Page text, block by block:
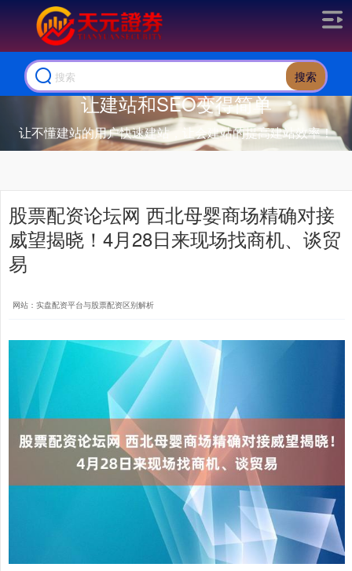
搜索
让建站和SEO变得简单
让不懂建站的用户快速建站，让会建站的提高建站效率！
股票配资论坛网 西北母婴商场精确对接
威望揭晓！4月28日来现场找商机、谈贸
易
网站：实盘配资平台与股票配资区别解析